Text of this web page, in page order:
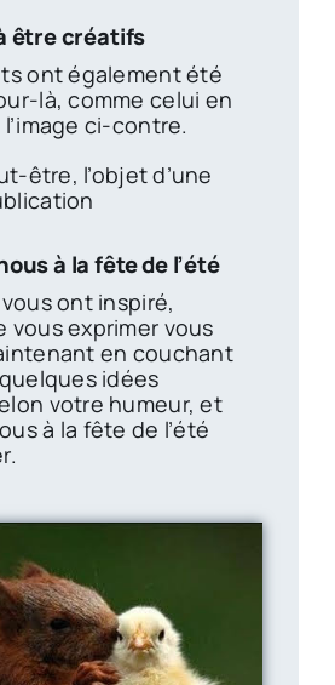
être créatifs
ont également été
là, comme celui en
ci-contre.
être, l’objet d’une
à la fête de l’été
ont inspiré,
vous exprimer vous
en couchant
idées
votre humeur, et
à la fête de l’été